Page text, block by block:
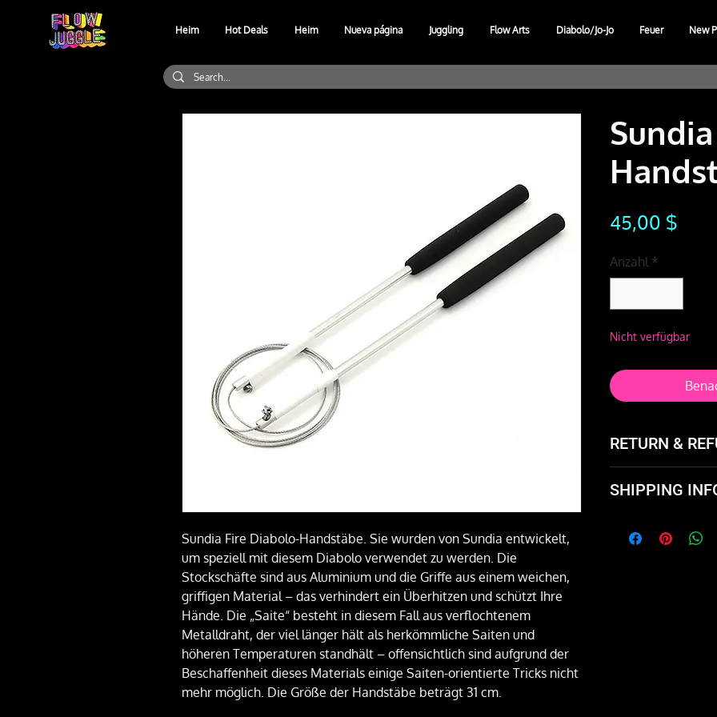
Heim Hot Deals Heim Nueva página Juggling Flow Arts Diabolo/Jo-Jo Feuer New
Sundia Fire Diabolo-Handstäbe. Sie wurden von Sundia entwickelt,
um speziell mit diesem Diabolo verwendet zu werden. Die
Stockschäfte sind aus Aluminium und die Griffe aus einem weichen,
griffigen Material – das verhindert ein Überhitzen und schützt Ihre
Hände. Die „Saite“ besteht in diesem Fall aus verflochtenem
Metalldraht, der viel länger hält als herkömmliche Saiten und
höheren Temperaturen standhält – offensichtlich sind aufgrund der
Beschaffenheit dieses Materials einige Saiten-orientierte Tricks nicht
mehr möglich. Die Größe der Handstäbe beträgt 31 cm.
45,00 $
Anzahl *
Nicht verfügbar
RETURN &
and exchange it
SHIPPING
Brooklyn and